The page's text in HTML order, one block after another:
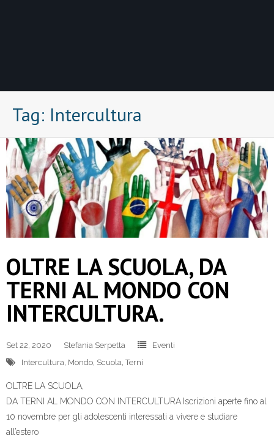
Tag: Intercultura
OLTRE LA SCUOLA, DA
TERNI AL MONDO CON
INTERCULTURA.
Set 22, 2020 Stefania Serpetta
Eventi
Intercultura Mondo Scuola ,Terni
OLTRE LA SCUOLA,
DA TERNI AL MONDO CON INTERCULTURA.Iscrizioni aperte fino al
10 novembre per gli adolescenti interessati a vivere e studiare
all’estero